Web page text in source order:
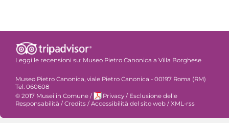
Leggi le recensioni su: Museo Pietro Canonica a Villa Borghese
Museo Pietro Canonica, viale Pietro Canonica - 00197 Roma (RM)
Tel. 060608
© 2017 Musei in Comune / Privacy / Esclusione delle
Responsabilità /Credits /Accessibilità del sito web /XML-rss